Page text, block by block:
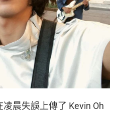
晨失誤上傳了 Kevin Oh